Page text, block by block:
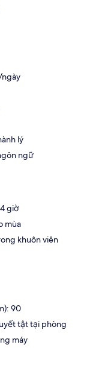
lý
ngữ
giờ
mùa
khuôn viên
90
tật tại phòng
máy